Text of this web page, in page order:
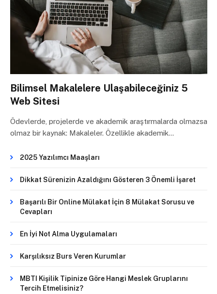
Bilimsel Makalelere Ulaşabileceğiniz 5
Web Sitesi
Ödevlerde, projelerde ve akademik araştırmalarda olmazsa
olmaz bir kaynak: Makaleler. Özellikle akademik…
2025 Yazılımcı Maaşları
Dikkat Sürenizin Azaldığını Gösteren 3 Önemli İşaret
Başarılı Bir Online Mülakat İçin 8 Mülakat Sorusu ve
Cevapları
En İyi Not Alma Uygulamaları
Karşılıksız Burs Veren Kurumlar
MBTI Kişilik Tipinize Göre Hangi Meslek Gruplarını
Tercih Etmelisiniz?